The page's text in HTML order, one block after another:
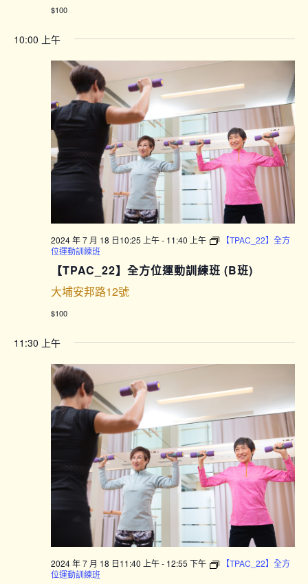
$100
10:00 上午
2024 年 7 月 18 日10:25 上午- 11:40 上午
【TPAC_22】全方
位運動訓練班
【TPAC_22】全方位運動訓練班 (B班)
大埔安邦路12號
$100
11:30 上午
2024 年 7 月 18 日11:40 上午- 12:55 下午
【TPAC_22】全方
位運動訓練班